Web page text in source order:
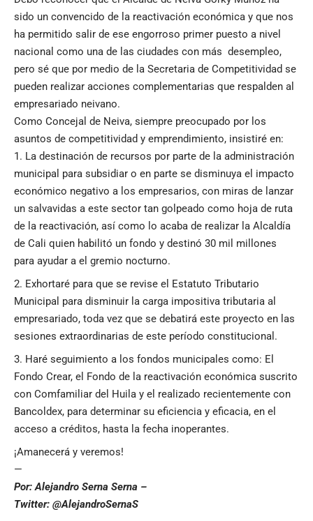
sido un convencido de la reactivación económica y que nos
ha permitido salir de ese engorroso primer puesto a nivel
nacional como una de las ciudades con más desempleo,
pero sé que por medio de la Secretaria de Competitividad se
pueden realizar acciones complementarias que respalden al
empresariado neivano.
Como Concejal de Neiva, siempre preocupado por los
asuntos de competitividad y emprendimiento, insistiré en:
La destinación de recursos por parte de la administración
municipal para subsidiar o en parte se disminuya el impacto
económico negativo a los empresarios, con miras de lanzar
un salvavidas a este sector tan golpeado como hoja de ruta
de la reactivación, así como lo acaba de realizar la Alcaldía
de Cali quien habilitó un fondo y destinó 30 mil millones
para ayudar a el gremio nocturno.
Exhortaré para que se revise el Estatuto Tributario
Municipal para disminuir la carga impositiva tributaria al
empresariado, toda vez que se debatirá este proyecto en las
sesiones extraordinarias de este período constitucional.
Haré seguimiento a los fondos municipales como: El
Fondo Crear, el Fondo de la reactivación económica suscrito
con Comfamiliar del Huila y el realizado recientemente con
Bancoldex, para determinar su eficiencia y eficacia, en el
acceso a créditos, hasta la fecha inoperantes.
¡Amanecerá y veremos!
—
Por: Alejandro Serna Serna –
Twitter: @AlejandroSernaS